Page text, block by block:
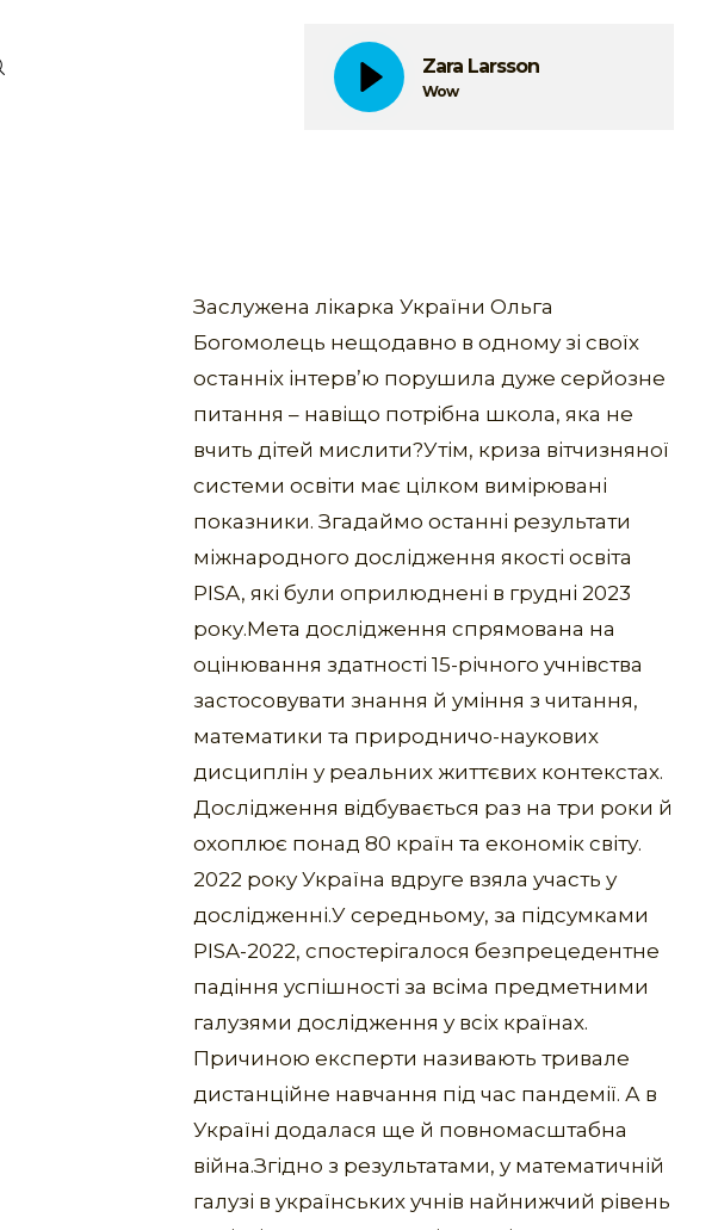
Zara Larsson
Wow
Заслужена лікарка України Ольга
Богомолець нещодавно в одному зі своїх
останніх інтерв’ю порушила дуже серйозне
питання – навіщо потрібна школа, яка не
вчить дітей мислити?Утім, криза вітчизняної
системи освіти має цілком вимірювані
показники. Згадаймо останні результати
міжнародного дослідження якості освіта
PISA, які були оприлюднені в грудні 2023
року.Мета дослідження спрямована на
оцінювання здатності 15-річного учнівства
застосовувати знання й уміння з читання,
математики та природничо-наукових
дисциплін у реальних життєвих контекстах.
Дослідження відбувається раз на три роки й
охоплює понад 80 країн та економік світу.
2022 року Україна вдруге взяла участь у
дослідженні.У середньому, за підсумками
PISA-2022, спостерігалося безпрецедентне
падіння успішності за всіма предметними
галузями дослідження у всіх країнах.
Причиною експерти називають тривале
дистанційне навчання під час пандемії. А в
Україні додалася ще й повномасштабна
війна.Згідно з результатами, у математичній
галузі в українських учнів найнижчий рівень